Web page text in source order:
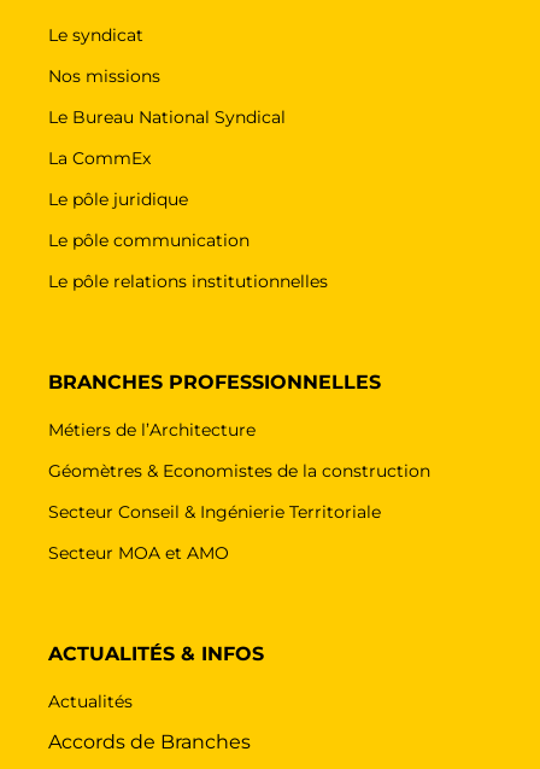
Le syndicat
Nos missions
Le Bureau National Syndical
La CommEx
Le pôle juridique
Le pôle communication
Le pôle relations institutionnelles
BRANCHES PROFESSIONNELLES
Métiers de l’Architecture
Géomètres & Economistes de la construction
Secteur Conseil & Ingénierie Territoriale
Secteur MOA et AMO
ACTUALITÉS & INFOS
Actualités
Accords de Branches